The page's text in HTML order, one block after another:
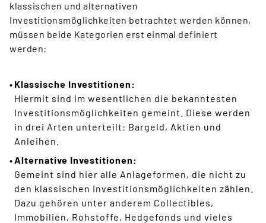
klassischen und alternativen
Investitionsmöglichkeiten betrachtet werden können,
müssen beide Kategorien erst einmal definiert
werden:
Klassische Investitionen:
Hiermit sind im wesentlichen die bekanntesten
Investitionsmöglichkeiten gemeint. Diese werden
in drei Arten unterteilt: Bargeld, Aktien und
Anleihen.
Alternative Investitionen:
Gemeint sind hier alle Anlageformen, die nicht zu
den klassischen Investitionsmöglichkeiten zählen.
Dazu gehören unter anderem Collectibles,
Immobilien, Rohstoffe, Hedgefonds und vieles